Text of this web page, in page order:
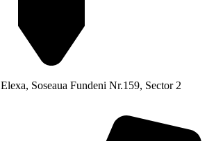
Soseaua Fundeni Nr.159, Sector 2